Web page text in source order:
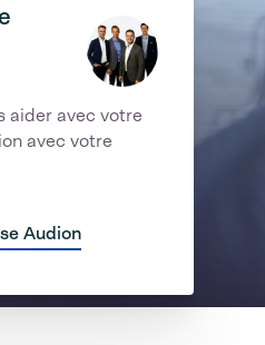
aider avec votre
avec votre
Audion